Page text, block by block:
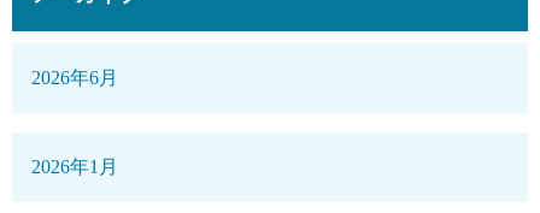
2026年6月
2026年1月